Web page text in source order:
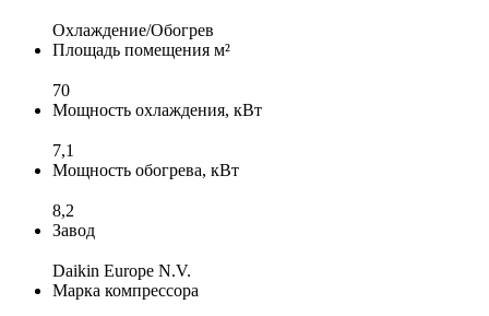
Охлаждение/Обогрев
Площадь помещения м²
70
Мощность охлаждения, кВт
7,1
Мощность обогрева, кВт
8,2
Завод
Daikin Europe N.V.
Марка компрессора